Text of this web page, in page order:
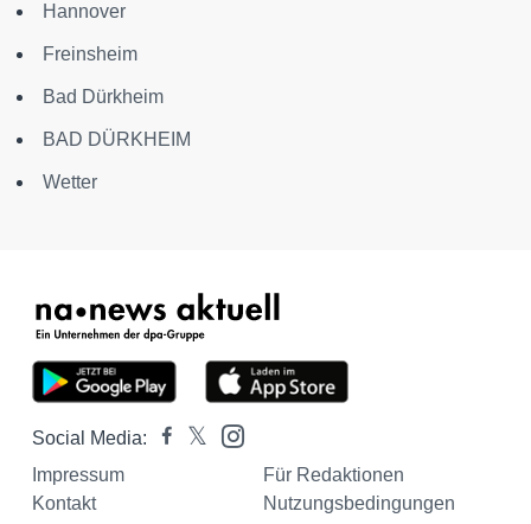
Hannover
Freinsheim
Bad Dürkheim
BAD DÜRKHEIM
Wetter
Social Media:
Impressum
Für Redaktionen
Kontakt
Nutzungsbedingungen